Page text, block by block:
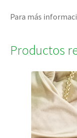
Para más
Productos